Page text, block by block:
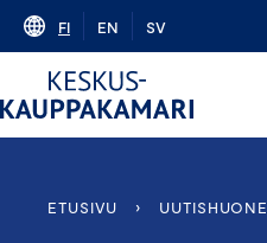
Skip
content
FI EN SV
ETUSIVU › UUTISHUONE